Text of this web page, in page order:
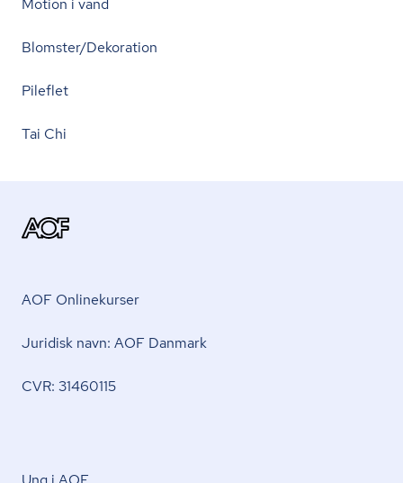
Motion i vand
Blomster/Dekoration
Pileflet
Tai Chi
AOF Onlinekurser
Juridisk navn: AOF Danmark
CVR: 31460115